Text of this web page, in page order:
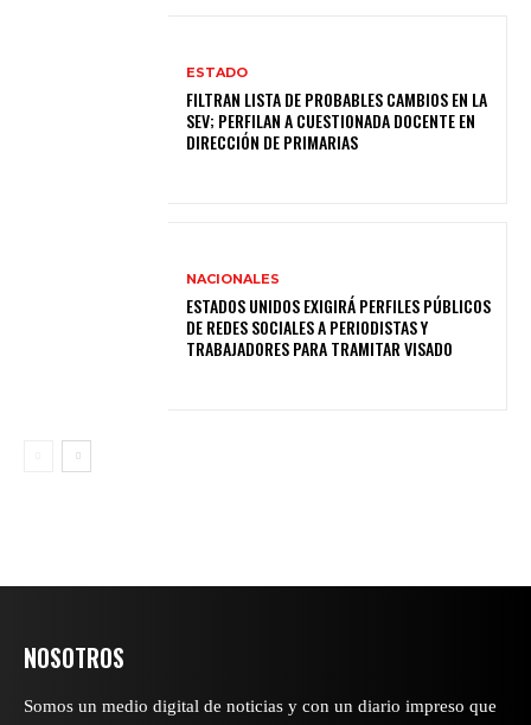
ESTADO
FILTRAN LISTA DE PROBABLES CAMBIOS EN LA
SEV; PERFILAN A CUESTIONADA DOCENTE EN
DIRECCIÓN DE PRIMARIAS
NACIONALES
ESTADOS UNIDOS EXIGIRÁ PERFILES PÚBLICOS
DE REDES SOCIALES A PERIODISTAS Y
TRABAJADORES PARA TRAMITAR VISADO
NOSOTROS
Somos un medio digital de noticias y con un diario impreso que